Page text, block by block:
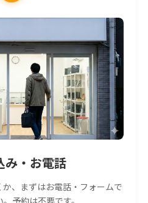
み・お電話
、まずはお電話・フォームで
予約は不要です。